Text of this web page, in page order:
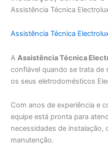
Assistência Técnica
Assistência Técnica
AAssistência Técnica
confiável quando se trata de
os seus eletrodomésticos
Com anos de experiência e
equipe está pronta para
necessidades de instalação,
manutenção.